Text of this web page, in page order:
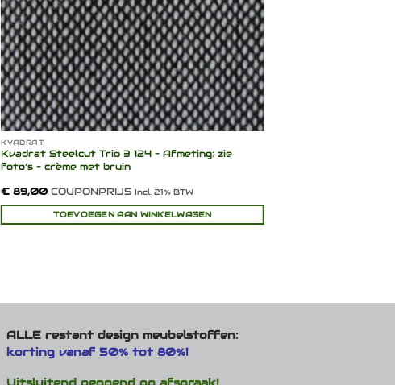
KVADRAT
Kvadrat Steelcut Trio 3 124 – Afmeting: zie
foto’s – crème met bruin
€ 89,00 COUPONPRIJSIncl. 21% BTW
TOEVOEGEN AAN WINKELWAGEN
ALLE restant design meubelstoffen:
korting vanaf 50% tot 80%!